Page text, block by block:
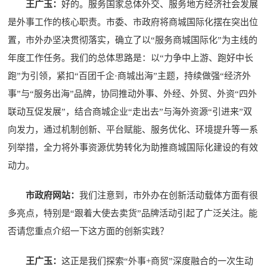
王广玉：好的。服务国家总体外交、服务地方经济社会发展
是外事工作的核心职责。市委、市政府将商城国际化摆在突出位
置，市外办坚决贯彻落实，确立了以“服务商城国际化”为主线的
年度工作任务。我们的总体思路是：以“力争中上游、跑好中长
跑”为引领，紧扣“百团千企·商城出海”主题，持续做强“经济外
事”与“服务出海”品牌，协同推动外事、外经、外贸、外资“四外
联动互促发展”，结合商城企业“走出去”与海外资源“引进来”双
向发力，通过机制创新、平台赋能、服务优化、环境提升等一系
列举措，全力将外事资源优势转化为助推商城国际化建设的有效
动力。
市政府网站：我们注意到，市外办在创新活动载体方面有很
多亮点，特别是“跟着大使去卖货”品牌活动引起了广泛关注。能
否请您重点介绍一下这方面的创新实践？
王广玉：这正是我们探索“外事+商贸”深度融合的一次生动